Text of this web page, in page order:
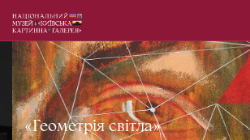
«Геометрія світла»